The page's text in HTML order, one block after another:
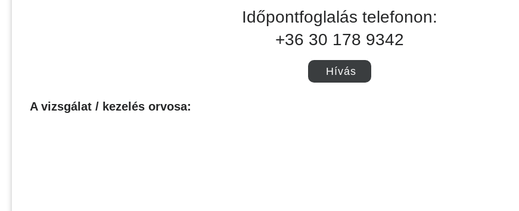
Időpontfoglalás telefonon:
+36 30 178 9342
Hívás
A vizsgálat / kezelés orvosa: